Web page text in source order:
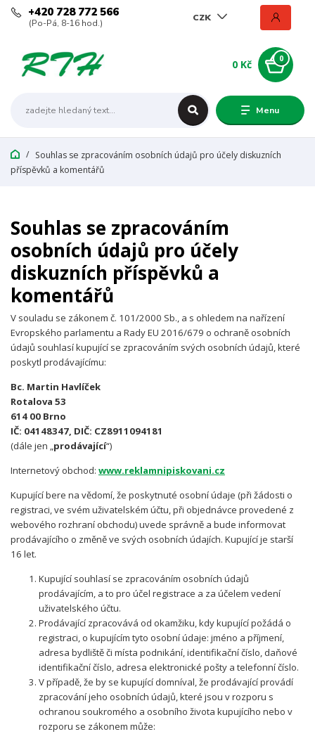
Menu
CZK
+420 728 772 566
(Po-Pá, 8-16 hod.)
0
0 Kč
Souhlas se zpracováním osobních údajů pro účely diskuzních
příspěvků a komentářů
Souhlas se zpracováním
osobních údajů pro účely
diskuzních příspěvků a
komentářů
V souladu se zákonem č. 101/2000 Sb., a s ohledem na nařízení
Evropského parlamentu a Rady EU 2016/679 o ochraně osobních
údajů souhlasí kupující se zpracováním svých osobních údajů, které
poskytl prodávajícímu:
Bc. Martin Havlíček
Rotalova 53
614 00 Brno
IČ: 04148347, DIČ: CZ8911094181
(dále jen „prodávající“)
Internetový obchod: www.reklamnipiskovani.cz
Kupující bere na vědomí, že poskytnuté osobní údaje (při žádosti o
registraci, ve svém uživatelském účtu, při objednávce provedené z
webového rozhraní obchodu) uvede správně a bude informovat
prodávajícího o změně ve svých osobních údajích. Kupující je starší
16 let.
Kupující souhlasí se zpracováním osobních údajů
prodávajícím, a to pro účel registrace a za účelem vedení
uživatelského účtu.
Prodávající zpracovává od okamžiku, kdy kupující požádá o
registraci, o kupujícím tyto osobní údaje: jméno a příjmení,
adresa bydliště či místa podnikání, identifikační číslo, daňové
identifikační číslo, adresa elektronické pošty a telefonní číslo.
V případě, že by se kupující domníval, že prodávající provádí
zpracování jeho osobních údajů, které jsou v rozporu s
ochranou soukromého a osobního života kupujícího nebo v
rozporu se zákonem může: